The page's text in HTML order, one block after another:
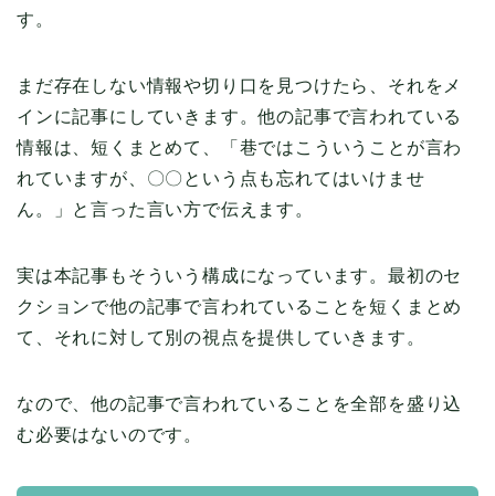
す。
まだ存在しない情報や切り口を見つけたら、それをメ
インに記事にしていきます。他の記事で言われている
情報は、短くまとめて、「巷ではこういうことが言わ
れていますが、〇〇という点も忘れてはいけませ
ん。」と言った言い方で伝えます。
実は本記事もそういう構成になっています。最初のセ
クションで他の記事で言われていることを短くまとめ
て、それに対して別の視点を提供していきます。
なので、他の記事で言われていることを全部を盛り込
む必要はないのです。